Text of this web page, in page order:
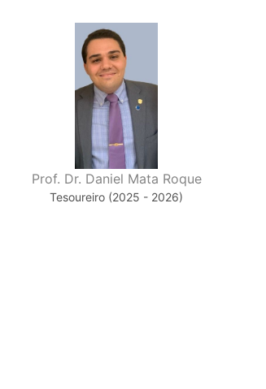
Prof. Dr. Daniel Mata Roque
Tesoureiro (2025 - 2026)